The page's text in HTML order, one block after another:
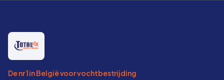
De nr 1 in België voor vochtbestrijding